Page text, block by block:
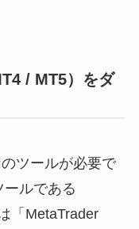
/ MT5）をダ
ツールが必要で
ルである
「MetaTrader